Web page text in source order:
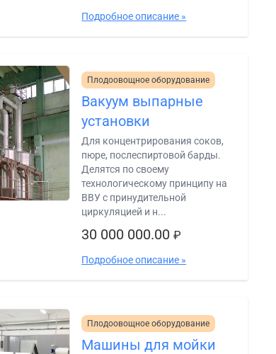
Подробное описание »
Плодоовощное оборудование
Вакуум выпарные
установки
Для концентрирования соков,
пюре, послеспиртовой барды.
Делятся по своему
технологическому принципу на
ВВУ с принудительной
циркуляцией и н...
30 000 000.00₽
Подробное описание »
Плодоовощное оборудование
Машины для мойки